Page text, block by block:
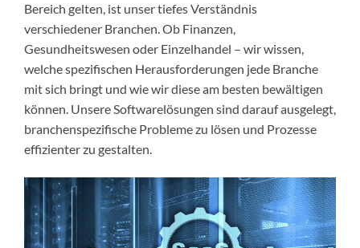
Bereich gelten, ist unser tiefes Verständnis
verschiedener Branchen. Ob Finanzen,
Gesundheitswesen oder Einzelhandel – wir wissen,
welche spezifischen Herausforderungen jede Branche
mit sich bringt und wie wir diese am besten bewältigen
können. Unsere Softwarelösungen sind darauf ausgelegt,
branchenspezifische Probleme zu lösen und Prozesse
effizienter zu gestalten.